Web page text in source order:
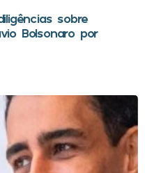
sobre
Bolsonaro por